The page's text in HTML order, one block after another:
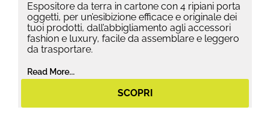
Espositore da terra in cartone con 4 ripiani porta
oggetti, per un’esibizione efficace e originale dei
tuoi prodotti, dall’abbigliamento agli accessori
fashion e luxury, facile da assemblare e leggero
da trasportare.
Read More...
SCOPRI